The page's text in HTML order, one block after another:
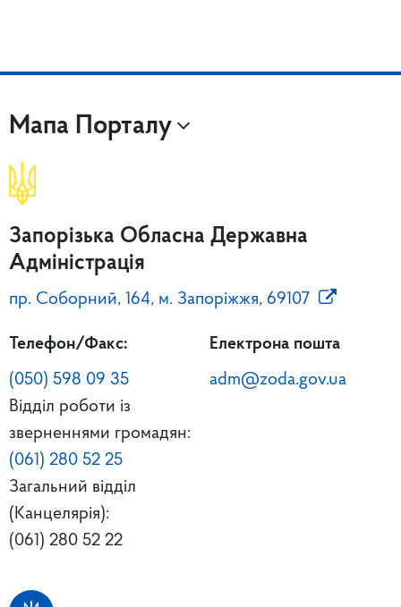
Мапа Порталу
Запорізька Обласна Державна
Адміністрація
пр. Соборний, 164, м. Запоріжжя, 69107
Телефон/Факс:
(050) 598 09 35
Відділ роботи із
зверненнями громадян:
(061) 280 52 25
Загальний відділ
(Канцелярія):
(061) 280 52 22
Електрона пошта
adm@zoda.gov.ua